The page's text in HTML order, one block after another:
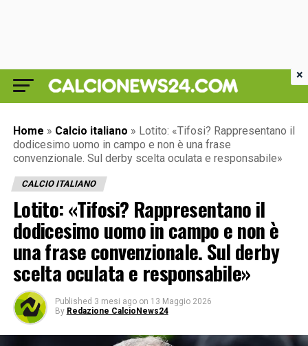
Home » Calcio italiano » Lotito: «Tifosi? Rappresentano il
dodicesimo uomo in campo e non è una frase
convenzionale. Sul derby scelta oculata e responsabile»
CALCIO ITALIANO
Lotito: «Tifosi? Rappresentano il
dodicesimo uomo in campo e non è
una frase convenzionale. Sul derby
scelta oculata e responsabile»
Published 3 mesi ago on 13 Maggio 2026
By Redazione CalcioNews24
×